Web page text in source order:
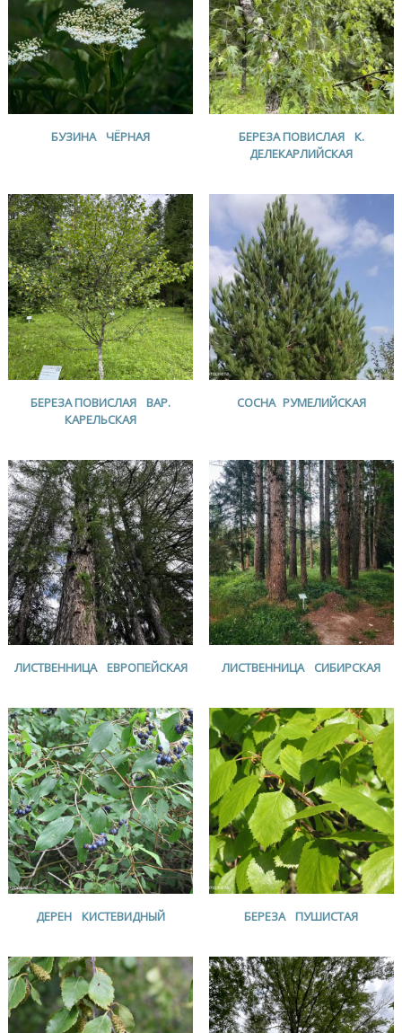
БУЗИНА ЧЁРНАЯ
БЕРЕЗА ПОВИСЛАЯ К.
ДЕЛЕКАРЛИЙСКАЯ
БЕРЕЗА ПОВИСЛАЯ ВАР.
КАРЕЛЬСКАЯ
СОСНА РУМЕЛИЙСКАЯ
ЛИСТВЕННИЦА ЕВРОПЕЙСКАЯ ЛИСТВЕННИЦА СИБИРСКАЯ
ДЕРЕН КИСТЕВИДНЫЙ БЕРЕЗА ПУШИСТАЯ